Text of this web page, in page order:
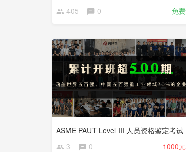
405
0 免费
ASME PAUT Level III 人员资格鉴定考试
3
0 1000元